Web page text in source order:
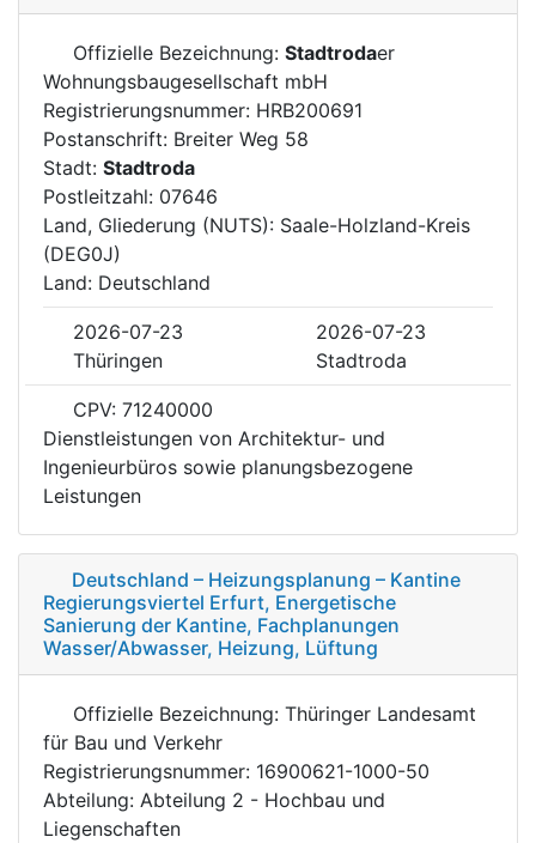
Offizielle Bezeichnung: Stadtrodaer
Wohnungsbaugesellschaft mbH
Registrierungsnummer: HRB200691
Postanschrift: Breiter Weg 58
Stadt: Stadtroda
Postleitzahl: 07646
Land, Gliederung (NUTS): Saale-Holzland-Kreis
(DEG0J)
Land: Deutschland
2026-07-23
2026-07-23
Thüringen
Stadtroda
CPV: 71240000
Dienstleistungen von Architektur- und
Ingenieurbüros sowie planungsbezogene
Leistungen
Deutschland – Heizungsplanung – Kantine
Regierungsviertel Erfurt, Energetische
Sanierung der Kantine, Fachplanungen
Wasser/Abwasser, Heizung, Lüftung
Offizielle Bezeichnung: Thüringer Landesamt
für Bau und Verkehr
Registrierungsnummer: 16900621-1000-50
Abteilung: Abteilung 2 - Hochbau und
Liegenschaften